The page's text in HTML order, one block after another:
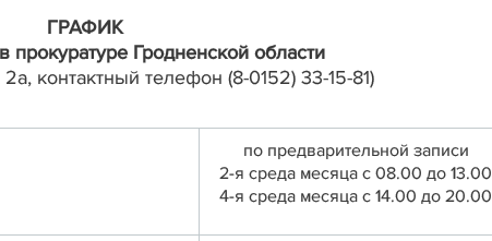
ГРАФИК
прокуратуре Гродненской области
контактный телефон (8-0152) 33-15-81)
по предварительной записи
2-я среда месяца с 08.00 до 13.00
4-я среда месяца с 14.00 до 20.00